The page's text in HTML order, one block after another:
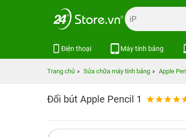
Điện thoại Máy tính bảng
Trang chủ Sửa chữa máy tính bảng Apple
Đổi bút Apple Pencil 1